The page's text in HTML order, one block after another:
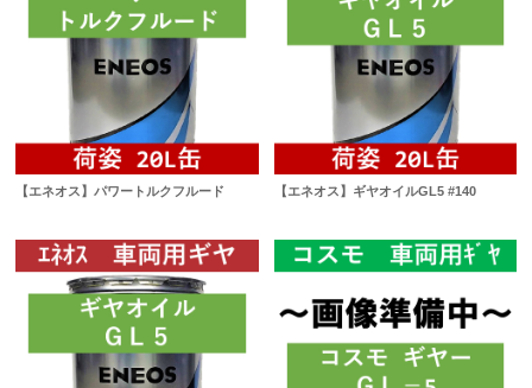
【エネオス】パワートルクフルード 【エネオス】ギヤオイルGL5 #140